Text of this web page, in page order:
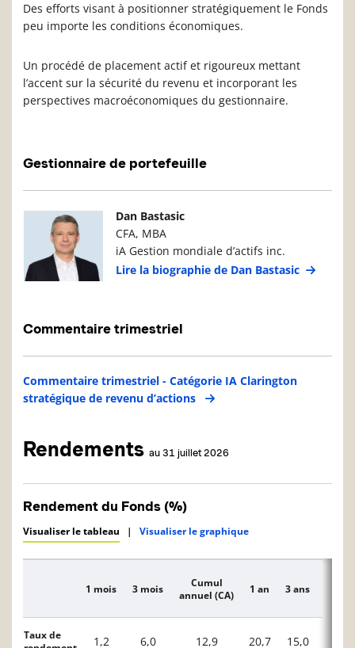
Des efforts visant à positionner stratégiquement le Fonds
peu importe les conditions économiques.
Un procédé de placement actif et rigoureux mettant
l’accent sur la sécurité du revenu et incorporant les
perspectives macroéconomiques du gestionnaire.
Gestionnaire de portefeuille
Photo du gestionnaire de portefeuille
Dan Bastasic
CFA, MBA
iA Gestion mondiale d’actifs inc.
Lire la biographie de Dan Bastasic
Commentaire trimestriel
Commentaire trimestriel - Catégorie IA Clarington
stratégique de revenu d’actions
Rendements au 31 juillet 2026
Rendement du Fonds (%)
Visualiser le tableau | Visualiser le graphique
Description
1 mois 3 mois
Cumul
annuel (CA)
1 an 3 ans
Taux de
1,2 6,0 12,9 20,7 15,0